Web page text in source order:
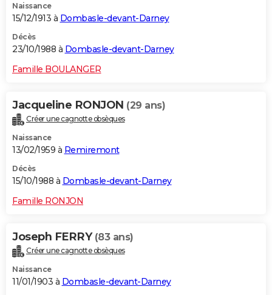
Naissance
15/12/1913 à Dombasle-devant-Darney
Décès
23/10/1988 à Dombasle-devant-Darney
Famille BOULANGER
Jacqueline RONJON (29 ans)
Créer une cagnotte obsèques
Naissance
13/02/1959 à Remiremont
Décès
15/10/1988 à Dombasle-devant-Darney
Famille RONJON
Joseph FERRY (83 ans)
Créer une cagnotte obsèques
Naissance
11/01/1903 à Dombasle-devant-Darney